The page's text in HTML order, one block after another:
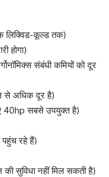
लिक्विड-कूल्ड तक)
होगा)
संबंधी कमियों को दूर
से अधिक दूर है)
40hp सबसे उपयुक्त है)
पहुंच रहे हैं)
सुविधा नहीं मिल सकती है)